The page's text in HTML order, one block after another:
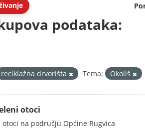
podataka:
reciklažna drvorišta Tema: Okoliš
otoci
na području Općine Rugvica